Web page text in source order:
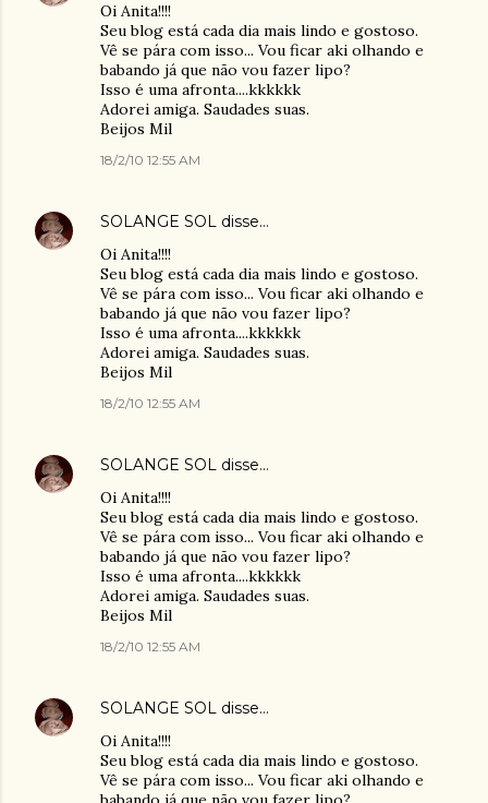
Oi Anita!!!!
Seu blog está cada dia mais lindo e gostoso.
Vê se pára com isso... Vou ficar aki olhando e
babando já que não vou fazer lipo?
Isso é uma afronta....kkkkkk
Adorei amiga. Saudades suas.
Beijos Mil
18/2/10 12:55 AM
SOLANGE SOL disse…
Oi Anita!!!!
Seu blog está cada dia mais lindo e gostoso.
Vê se pára com isso... Vou ficar aki olhando e
babando já que não vou fazer lipo?
Isso é uma afronta....kkkkkk
Adorei amiga. Saudades suas.
Beijos Mil
18/2/10 12:55 AM
SOLANGE SOL disse…
Oi Anita!!!!
Seu blog está cada dia mais lindo e gostoso.
Vê se pára com isso... Vou ficar aki olhando e
babando já que não vou fazer lipo?
Isso é uma afronta....kkkkkk
Adorei amiga. Saudades suas.
Beijos Mil
18/2/10 12:55 AM
SOLANGE SOL disse…
Oi Anita!!!!
Seu blog está cada dia mais lindo e gostoso.
Vê se pára com isso... Vou ficar aki olhando e